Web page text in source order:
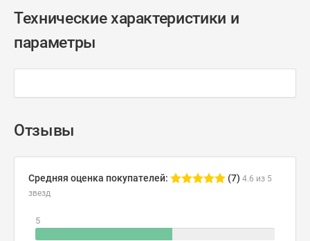
Технические характеристики и
параметры
Отзывы
Средняя оценка покупателей: (7) 4.6 из 5
звезд
5